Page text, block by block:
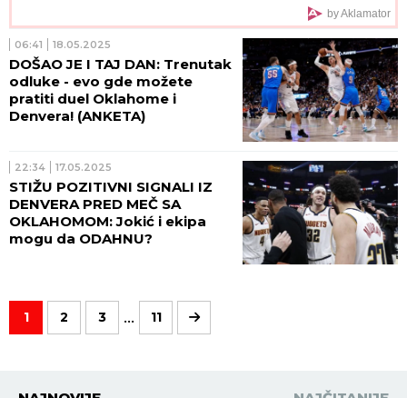
by Aklamator
06:41 18.05.2025
DOŠAO JE I TAJ DAN: Trenutak
odluke - evo gde možete
pratiti duel Oklahome i
Denvera! (ANKETA)
22:34 17.05.2025
STIŽU POZITIVNI SIGNALI IZ
DENVERA PRED MEČ SA
OKLAHOMOM: Jokić i ekipa
mogu da ODAHNU?
1 2 3 ... 11